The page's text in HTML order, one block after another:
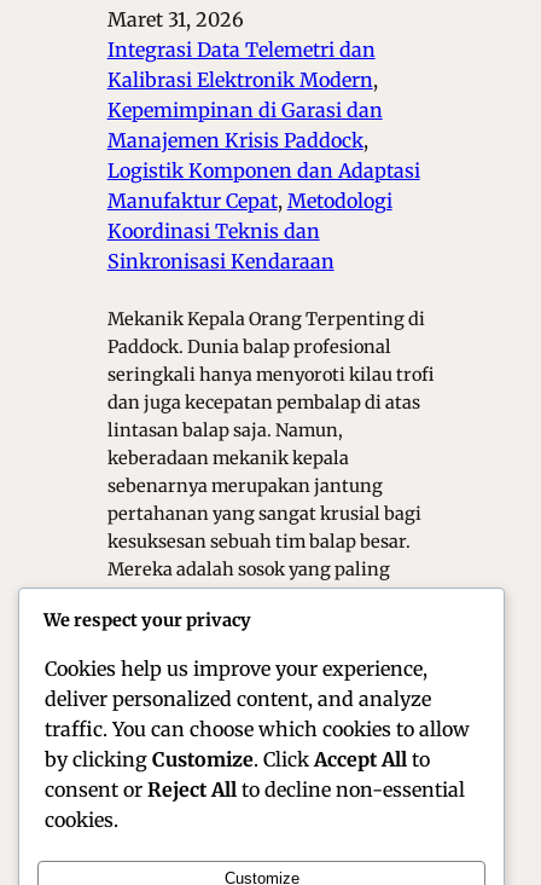
Maret 31, 2026
Integrasi Data Telemetri dan
Kalibrasi Elektronik Modern ,
Kepemimpinan di Garasi dan
Manajemen Krisis Paddock ,
Logistik Komponen dan Adaptasi
Manufaktur Cepat, Metodologi
Koordinasi Teknis dan
Sinkronisasi Kendaraan
Mekanik Kepala Orang Terpenting di
Paddock. Dunia balap profesional
seringkali hanya menyoroti kilau trofi
dan juga kecepatan pembalap di atas
lintasan balap saja. Namun,
keberadaan mekanik kepala
sebenarnya merupakan jantung
pertahanan yang sangat krusial bagi
kesuksesan sebuah tim balap besar.
Mereka adalah sosok yang paling
memastikan mobil berada dalam
We respect your privacy
Cookies help us improve your experience,
deliver personalized content, and analyze
traffic. You can choose which cookies to allow
by clicking Customize. Click Accept All to
consent or Reject All to decline non-essential
cookies.
Customize